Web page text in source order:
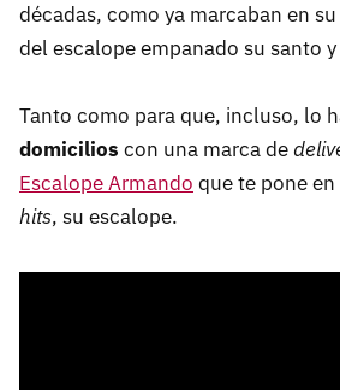
décadas, como ya marcaban en
del escalope empanado su santo y
Tanto como para que, incluso, lo
domicilios con una marca de
Escalope Armando que te pone
hits, su escalope.